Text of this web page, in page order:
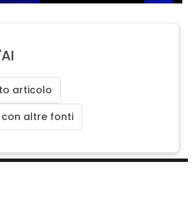
articolo
altre fonti